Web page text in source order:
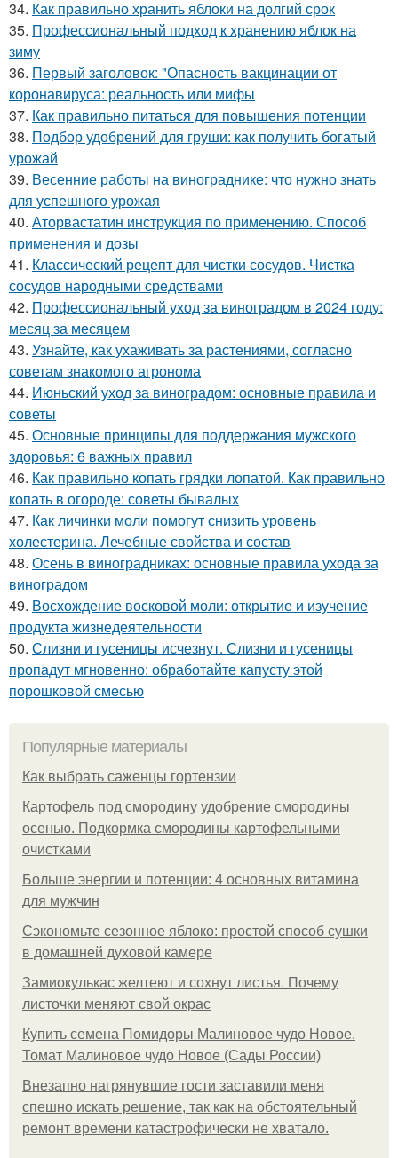
34. Как правильно хранить яблоки на долгий срок
35. Профессиональный подход к хранению яблок на
зиму
36. Первый заголовок: "Опасность вакцинации от
коронавируса: реальность или мифы
37. Как правильно питаться для повышения потенции
38. Подбор удобрений для груши: как получить богатый
урожай
39. Весенние работы на винограднике: что нужно знать
для успешного урожая
40. Аторвастатин инструкция по применению. Способ
применения и дозы
41. Классический рецепт для чистки сосудов. Чистка
сосудов народными средствами
42. Профессиональный уход за виноградом в 2024 году:
месяц за месяцем
43. Узнайте, как ухаживать за растениями, согласно
советам знакомого агронома
44. Июньский уход за виноградом: основные правила и
советы
45. Основные принципы для поддержания мужского
здоровья: 6 важных правил
46. Как правильно копать грядки лопатой. Как правильно
копать в огороде: советы бывалых
47. Как личинки моли помогут снизить уровень
холестерина. Лечебные свойства и состав
48. Осень в виноградниках: основные правила ухода за
виноградом
49. Восхождение восковой моли: открытие и изучение
продукта жизнедеятельности
50. Слизни и гусеницы исчезнут. Слизни и гусеницы
пропадут мгновенно: обработайте капусту этой
порошковой смесью
Популярные материалы
Как выбрать саженцы гортензии
Картофель под смородину удобрение смородины
осенью. Подкормка смородины картофельными
очистками
Больше энергии и потенции: 4 основных витамина
для мужчин
Сэкономьте сезонное яблоко: простой способ сушки
в домашней духовой камере
Замиокулькас желтеют и сохнут листья. Почему
листочки меняют свой окрас
Купить семена Помидоры Малиновое чудо Новое.
Томат Малиновое чудо Новое (Сады России)
Внезапно нагрянувшие гости заставили меня
спешно искать решение, так как на обстоятельный
ремонт времени катастрофически не хватало.